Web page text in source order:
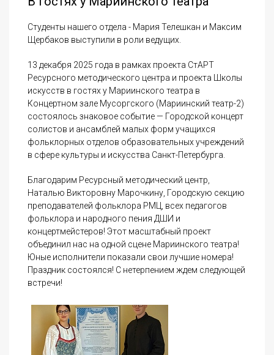
Студенты нашего отдела - Мария Телешкан и Максим
Щербаков выступили в роли ведущих.
13 декабря 2025 года в рамках проекта СтАРТ
Ресурсного методического центра и проекта Школы
искусств в гостях у Мариинского театра в
Концертном зале Мусоргского (Мариинский театр-2)
состоялось знаковое событие — Городской концерт
солистов и ансамблей малых форм учащихся
фольклорных отделов образовательных учреждений
в сфере культуры и искусства Санкт-Петербурга.
Благодарим Ресурсный методический центр,
Наталью Викторовну Марочкину, Городскую секцию
преподавателей фольклора РМЦ, всех педагогов
фольклора и народного пения ДШИ и
концертмейстеров! Этот масштабный проект
объединил нас на одной сцене Мариинского театра!
Юные исполнители показали свои лучшие номера!
Праздник состоялся! С нетерпением ждем следующей
встречи!